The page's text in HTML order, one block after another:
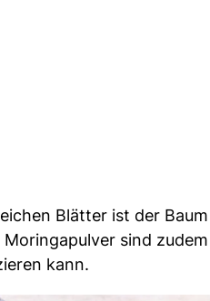
Blätter ist der
sind
kann.